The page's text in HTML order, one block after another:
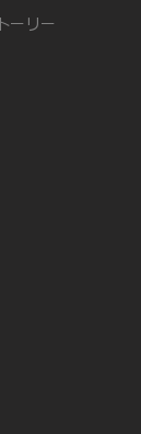
ーリー